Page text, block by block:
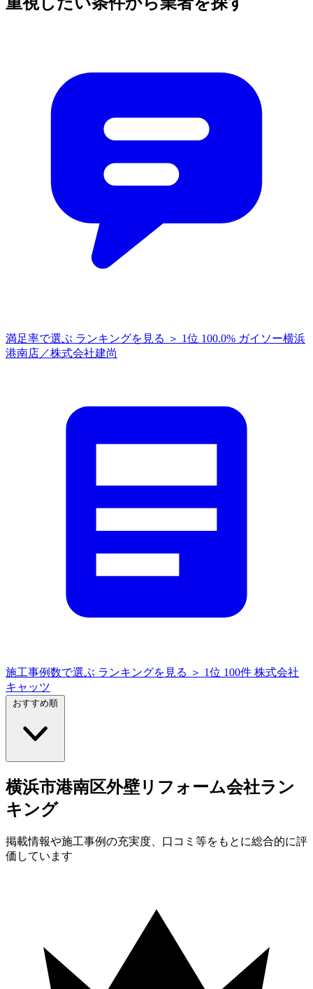
満足率で選ぶ ランキングを見る ＞ 1位 100.0% ガイソー横浜
港南店／株式会社建尚
施工事例数で選ぶ ランキングを見る ＞ 1位 100件 株式会社
キャッツ
おすすめ順
横浜市港南区外壁リフォーム会社ラン
キング
掲載情報や施工事例の充実度、口コミ等をもとに総合的に評
価しています